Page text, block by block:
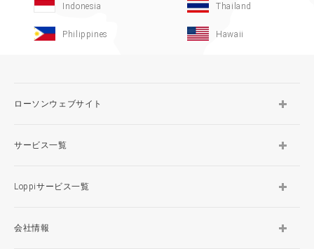
Indonesia Thailand
Philippines Hawaii
ローソンウェブサイト
サービス一覧
Loppiサービス一覧
会社情報